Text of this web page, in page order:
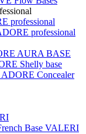
professional
professional
AURA BASE
Shelly base
Concealer
Base VALERI